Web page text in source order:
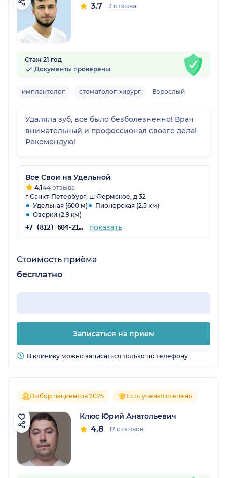
3.7 3 отзыва
Стаж 21 год
Документы проверены
имплантолог стоматолог-хирург Взрослый
Удаляла зуб, все было безболезненно! Врач
внимательный и профессионал своего дела!
Рекомендую!
Все Свои на Удельной
4.144 отзыва
г Санкт-Петербург, ш Фермское, д 32
Удельная (600 м)
Пионерская (2.5 км)
Озерки (2.9 км)
+7 (812) 604-21-73 показать
Стоимость приёма
бесплатно
Записаться на прием
В клинику можно записаться только по телефону
Выбор пациентов 2025 Есть ученая степень
Клюс Юрий Анатольевич
4.8 17 отзывов